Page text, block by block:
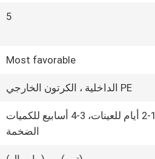
5
Most favorable
PE الداخلية ، الكرتون الخارجي
2-10 أيام للعينات، 3-4 أسابيع للكميات
الضخمة